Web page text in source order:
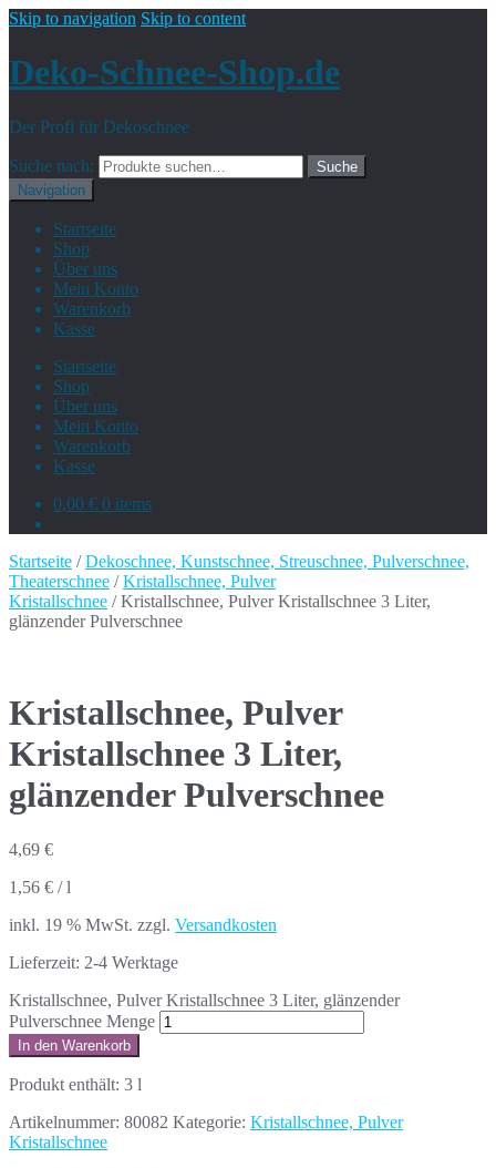
Skip to navigation Skip to content
Deko-Schnee-Shop.de
Der Profi für Dekoschnee
Suche nach:
Suche
Navigation
Startseite
Shop
Über uns
Mein Konto
Warenkorb
Kasse
Startseite
Shop
Über uns
Mein Konto
Warenkorb
Kasse
0,00 € 0 items
Startseite /Dekoschnee, Kunstschnee, Streuschnee, Pulverschnee,
Theaterschnee /Kristallschnee, Pulver
Kristallschnee / Kristallschnee, Pulver Kristallschnee 3 Liter,
glänzender Pulverschnee
Kristallschnee, Pulver
Kristallschnee 3 Liter,
glänzender Pulverschnee
4,69 €
1,56 € /l
inkl. 19 % MwSt. zzgl. Versandkosten
Lieferzeit: 2-4 Werktage
Kristallschnee, Pulver Kristallschnee 3 Liter, glänzender
Pulverschnee Menge
In den Warenkorb
Produkt enthält: 3 l
Artikelnummer: 80082 Kategorie: Kristallschnee, Pulver
Kristallschnee